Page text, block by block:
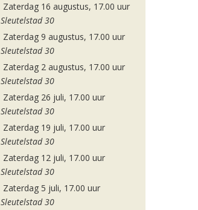
Zaterdag 16 augustus, 17.00 uur
Sleutelstad 30
Zaterdag 9 augustus, 17.00 uur
Sleutelstad 30
Zaterdag 2 augustus, 17.00 uur
Sleutelstad 30
Zaterdag 26 juli, 17.00 uur
Sleutelstad 30
Zaterdag 19 juli, 17.00 uur
Sleutelstad 30
Zaterdag 12 juli, 17.00 uur
Sleutelstad 30
Zaterdag 5 juli, 17.00 uur
Sleutelstad 30